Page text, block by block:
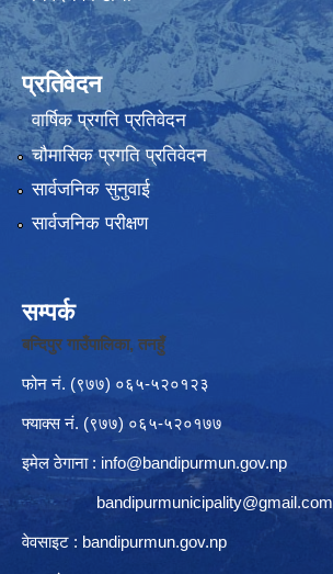
प्रतिवेदन
वार्षिक प्रगति प्रतिवेदन
चौमासिक प्रगति प्रतिवेदन
सार्वजनिक सुनुवाई
सार्वजनिक परीक्षण
सम्पर्क
बन्दिपुर गाउँपालिका, तनहुँ
फोन नं‍. (९७७) ०६५-५२०१२३
फ्याक्स नं. (९७७) ०६५-५२०१७७
इमेल ठेगाना : info@bandipurmun.gov.np
bandipurmunicipality@gmail.com
वेवसाइट : bandipurmun.gov.np